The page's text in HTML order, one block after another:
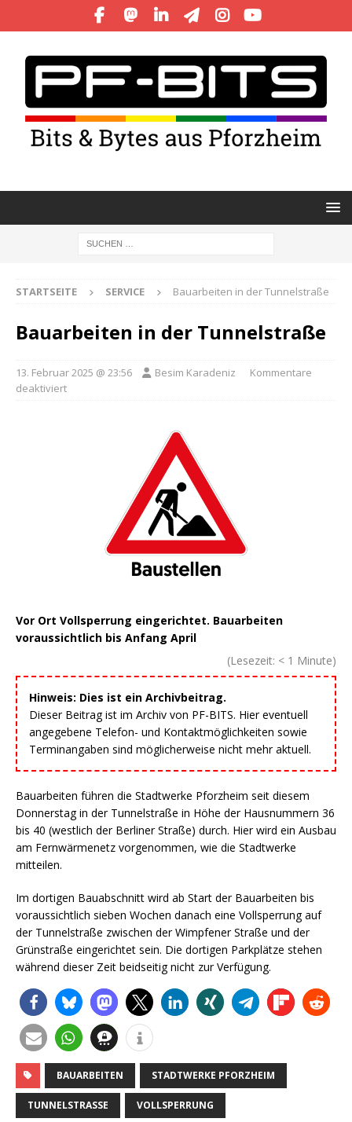
STARTSEITE SERVICE Bauarbeiten in der Tunnelstraße
Bauarbeiten in der Tunnelstraße
13. Februar 2025 @ 23:56 Besim Karadeniz
Kommentare
deaktiviert
Vor Ort Vollsperrung eingerichtet. Bauarbeiten
voraussichtlich bis Anfang April
(Lesezeit: < 1 Minute)
Hinweis: Dies ist ein Archivbeitrag.
Dieser Beitrag ist im Archiv von PF-BITS. Hier eventuell
angegebene Telefon- und Kontaktmöglichkeiten sowie
Terminangaben sind möglicherweise nicht mehr aktuell.
Bauarbeiten führen die Stadtwerke Pforzheim seit diesem
Donnerstag in der Tunnelstraße in Höhe der Hausnummern 36
bis 40 (westlich der Berliner Straße) durch. Hier wird ein Ausbau
am Fernwärmenetz vorgenommen, wie die Stadtwerke
mitteilen.
Im dortigen Bauabschnitt wird ab Start der Bauarbeiten bis
voraussichtlich sieben Wochen danach eine Vollsperrung auf
der Tunnelstraße zwischen der Wimpfener Straße und der
Grünstraße eingerichtet sein. Die dortigen Parkplätze stehen
während dieser Zeit beidseitig nicht zur Verfügung.
BAUARBEITEN STADTWERKE PFORZHEIM
TUNNELSTRASSE VOLLSPERRUNG